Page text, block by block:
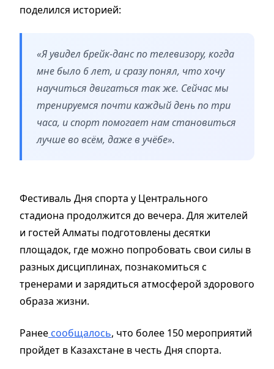
поделился историей:
«Я увидел брейк-данс по телевизору, когда
мне было 6 лет, и сразу понял, что хочу
научиться двигаться так же. Сейчас мы
тренируемся почти каждый день по три
часа, и спорт помогает нам становиться
лучше во всём, даже в учёбе».
Фестиваль Дня спорта у Центрального
стадиона продолжится до вечера. Для жителей
и гостей Алматы подготовлены десятки
площадок, где можно попробовать свои силы в
разных дисциплинах, познакомиться с
тренерами и зарядиться атмосферой здорового
образа жизни.
Ранее сообщалось, что более 150 мероприятий
пройдет в Казахстане в честь Дня спорта.